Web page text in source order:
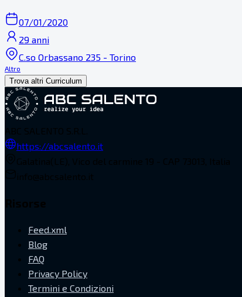
07/01/2020
29 anni
C.so Orbassano 235 - Torino
Altro
Trova altri Curriculum
https://abcsalento.it
Feed.xml
Blog
FAQ
Privacy Policy
Termini e Condizioni